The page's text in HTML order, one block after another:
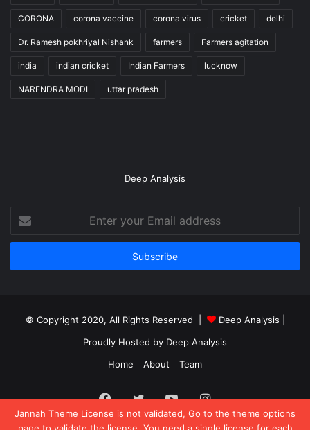
Jannah Theme License is not validated, Go to the theme options
CORONA corona vaccine corona virus cricket delhi
Dr. Ramesh pokhriyal Nishank farmers Farmers agitation
india indian cricket Indian Farmers lucknow
NARENDRA MODI uttar pradesh
Deep Analysis
your
Email
© Copyright 2020, All Rights Reserved | Deep Analysis
Proudly Hosted by Deep Analysis
Home
About Team
Facebook
TwitterYouTubeInstagram